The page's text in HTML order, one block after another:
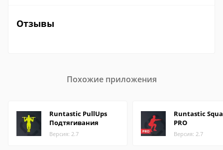
Отзывы
Похожие приложения
Runtastic PullUps
Подтягивания
Версия: 2.7
Runtastic
PRO
Версия: 2.7